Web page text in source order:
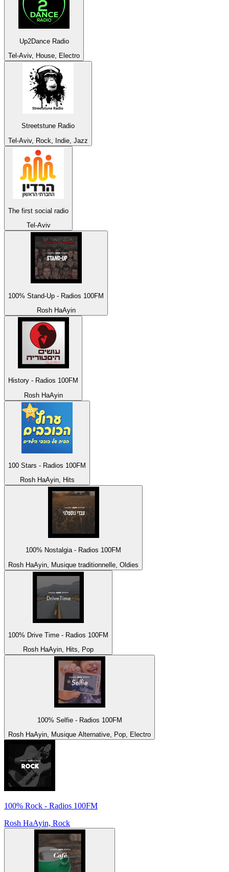
Up2Dance Radio
Tel-Aviv, House, Electro
Streetstune Radio
Tel-Aviv, Rock, Indie, Jazz
The first social radio
Tel-Aviv
100% Stand-Up - Radios 100FM
Rosh HaAyin
History - Radios 100FM
Rosh HaAyin
100 Stars - Radios 100FM
Rosh HaAyin, Hits
100% Nostalgia - Radios 100FM
Rosh HaAyin, Musique traditionnelle, Oldies
100% Drive Time - Radios 100FM
Rosh HaAyin, Hits, Pop
100% Selfie - Radios 100FM
Rosh HaAyin, Musique Alternative, Pop, Electro
100% Rock - Radios 100FM
Rosh HaAyin, Rock